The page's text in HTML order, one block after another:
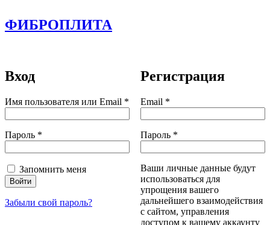
ФИБРОПЛИТА
Вход
Имя пользователя или Email * Обязательно
Пароль *
Запомнить меня
Войти
Забыли свой пароль?
Регистрация
Email *Обязательно
Пароль *Обязательно
Ваши личные данные будут
использоваться для
упрощения вашего
дальнейшего взаимодействия
с сайтом, управления
доступом к вашему аккаунту